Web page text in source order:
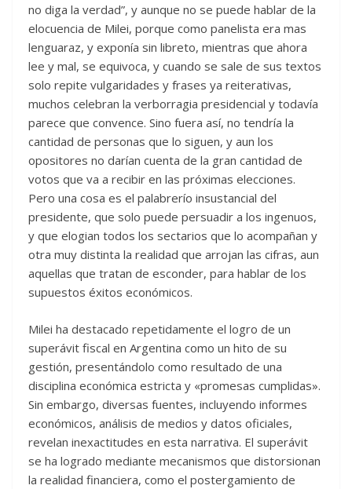
no diga la verdad”, y aunque no se puede hablar de la
elocuencia de Milei, porque como panelista era mas
lenguaraz, y exponía sin libreto, mientras que ahora
lee y mal, se equivoca, y cuando se sale de sus textos
solo repite vulgaridades y frases ya reiterativas,
muchos celebran la verborragia presidencial y todavía
parece que convence. Sino fuera así, no tendría la
cantidad de personas que lo siguen, y aun los
opositores no darían cuenta de la gran cantidad de
votos que va a recibir en las próximas elecciones.
Pero una cosa es el palabrerío insustancial del
presidente, que solo puede persuadir a los ingenuos,
y que elogian todos los sectarios que lo acompañan y
otra muy distinta la realidad que arrojan las cifras, aun
aquellas que tratan de esconder, para hablar de los
supuestos éxitos económicos.
Milei ha destacado repetidamente el logro de un
superávit fiscal en Argentina como un hito de su
gestión, presentándolo como resultado de una
disciplina económica estricta y «promesas cumplidas».
Sin embargo, diversas fuentes, incluyendo informes
económicos, análisis de medios y datos oficiales,
revelan inexactitudes en esta narrativa. El superávit
se ha logrado mediante mecanismos que distorsionan
la realidad financiera, como el postergamiento de